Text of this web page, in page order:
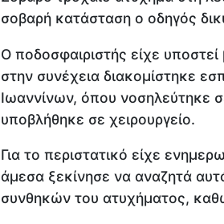
σοβαρή κατάσταση ο οδηγός
Ο ποδοσφαιριστής είχε
στην συνέχεια διακομίστηκε
Ιωαννίνων, όπου νοσηλεύτηκε
υποβλήθηκε σε χειρουργείο.
Για το περιστατικό είχε
άμεσα ξεκίνησε να αναζητά
συνθηκών του ατυχήματος,